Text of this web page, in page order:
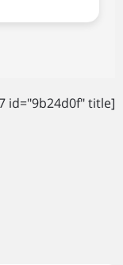
[contact-form-7 id="9b24d0f" title="טופס Footer"]